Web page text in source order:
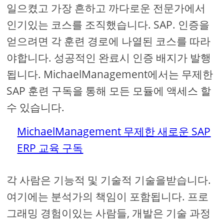
일으켰고 가장 흔하고 까다로운 전문가에서
인기있는 코스를 조직했습니다. SAP. 인증을
얻으려면 각 훈련 경로에 나열된 코스를 따라
야합니다. 성공적인 완료시 인증 배지가 발행
됩니다. MichaelManagement에서는 무제한
SAP 훈련 구독을 통해 모든 모듈에 액세스 할
수 있습니다.
MichaelManagement 무제한 새로운 SAP
ERP 교육 구독
각 사람은 기능적 및 기술적 기술을받습니다.
여기에는 분석가의 책임이 포함됩니다. 프로
그래밍 경험이있는 사람들, 개발은 기술 과정